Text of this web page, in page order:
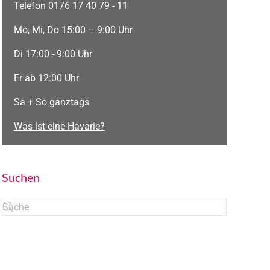
Telefon 0176 17 40 79 - 11
Mo, Mi, Do 15:00 – 9:00 Uhr
Di 17:00 - 9:00 Uhr
Fr ab 12:00 Uhr
Sa + So ganztags
Was ist eine Havarie?
Suchen